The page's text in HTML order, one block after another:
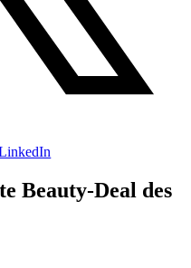
Beauty-Deal des